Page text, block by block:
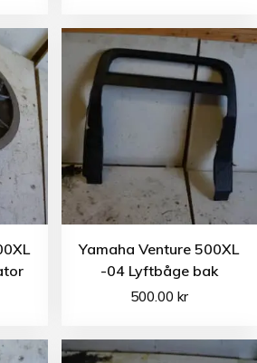
Yamaha Venture 500XL
-04 Lyftbåge bak
500.00 kr